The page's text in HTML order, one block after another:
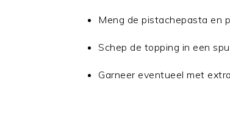
Meng de pistachepasta en
Schep de topping in een
Garneer eventueel met